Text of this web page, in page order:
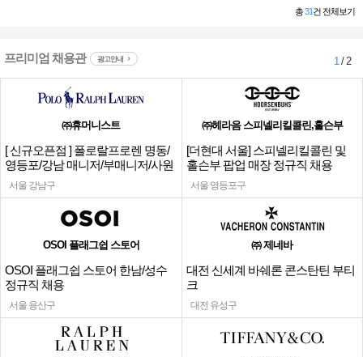
총31건 전체보기
프리미엄 채용관 광고안내 1/ 2
㈜휴머니스트
[ 신규오픈점 ] 폴로랄프로렌 명동/
영등포/강남 매니저/부매니저/사원
서울 강남구
㈜헤라음 스피넬리킬콜린,홀슨부
[더현대 서울] 스피넬리킬콜린 및
홀슨부 팝업 매장 정규직 채용
서울 영등포구
OSOI 플래그쉽 스토어
OSOI 플래그쉽 스토어 한남/성수
정규직 채용
서울 용산구
㈜ 제네바
대전 신세계 바쉐론 콘스탄틴 부티
크
대전 유성구